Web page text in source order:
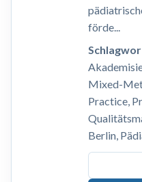
förde...
Mixed-
Practice,
Berlin,